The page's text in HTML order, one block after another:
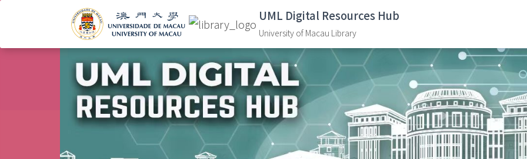
UML Digital Resources Hub
University of Macau Library